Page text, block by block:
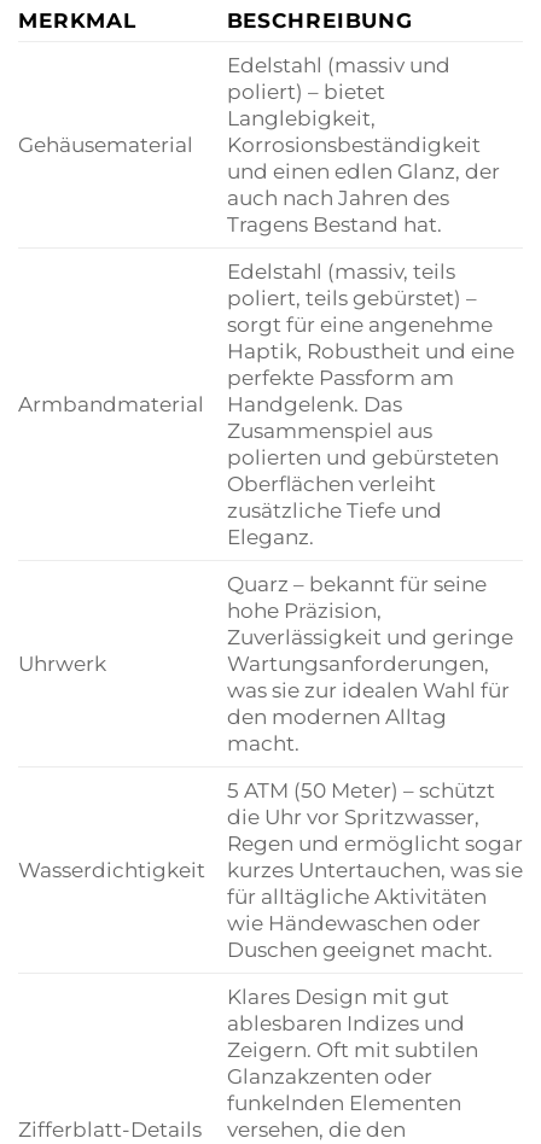
MERKMAL BESCHREIBUNG
Gehäusematerial
Edelstahl (massiv und
poliert) – bietet
Langlebigkeit,
Korrosionsbeständigkeit
und einen edlen Glanz, der
auch nach Jahren des
Tragens Bestand hat.
Armbandmaterial
Edelstahl (massiv, teils
poliert, teils gebürstet) –
sorgt für eine angenehme
Haptik, Robustheit und eine
perfekte Passform am
Handgelenk. Das
Zusammenspiel aus
polierten und gebürsteten
Oberflächen verleiht
zusätzliche Tiefe und
Eleganz.
Uhrwerk
Quarz – bekannt für seine
hohe Präzision,
Zuverlässigkeit und geringe
Wartungsanforderungen,
was sie zur idealen Wahl für
den modernen Alltag
macht.
Wasserdichtigkeit
5 ATM (50 Meter) – schützt
die Uhr vor Spritzwasser,
Regen und ermöglicht sogar
kurzes Untertauchen, was sie
für alltägliche Aktivitäten
wie Händewaschen oder
Duschen geeignet macht.
Zifferblatt-Details
Klares Design mit gut
ablesbaren Indizes und
Zeigern. Oft mit subtilen
Glanzakzenten oder
funkelnden Elementen
versehen, die den